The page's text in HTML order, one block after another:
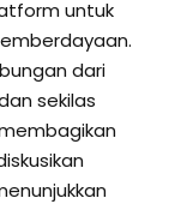
untuk
dari
sekilas